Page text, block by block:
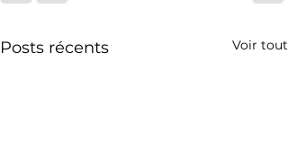
Posts récents Voir tout